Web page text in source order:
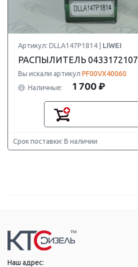
Артикул: DLLA147P1814 | LIWEI
РАСПЫЛИТЕЛЬ 0433172107
Вы искали артикул PF00VX40060
Наличные:
1 700 ₽
Срок поставки: В наличии
Наш адрес: